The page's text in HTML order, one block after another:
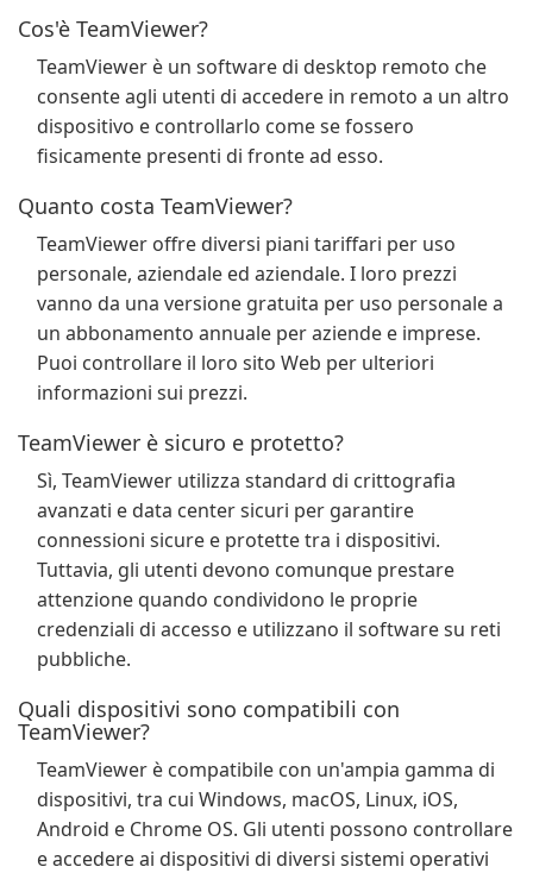
Cos'è TeamViewer?
TeamViewer è un software di desktop remoto che
consente agli utenti di accedere in remoto a un altro
dispositivo e controllarlo come se fossero
fisicamente presenti di fronte ad esso.
Quanto costa TeamViewer?
TeamViewer offre diversi piani tariffari per uso
personale, aziendale ed aziendale. I loro prezzi
vanno da una versione gratuita per uso personale a
un abbonamento annuale per aziende e imprese.
Puoi controllare il loro sito Web per ulteriori
informazioni sui prezzi.
TeamViewer è sicuro e protetto?
Sì, TeamViewer utilizza standard di crittografia
avanzati e data center sicuri per garantire
connessioni sicure e protette tra i dispositivi.
Tuttavia, gli utenti devono comunque prestare
attenzione quando condividono le proprie
credenziali di accesso e utilizzano il software su reti
pubbliche.
Quali dispositivi sono compatibili con
TeamViewer?
TeamViewer è compatibile con un'ampia gamma di
dispositivi, tra cui Windows, macOS, Linux, iOS,
Android e Chrome OS. Gli utenti possono controllare
e accedere ai dispositivi di diversi sistemi operativi